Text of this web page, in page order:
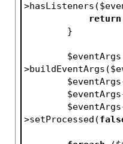
>hasListeners(
return
        }
$eventArgs
>buildEventArgs(
$eventArgs
$eventArgs
$eventArgs
>setProcessed(